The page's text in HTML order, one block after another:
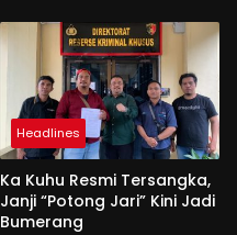
Headlines
Ka Kuhu Resmi Tersangka,
Janji “Potong Jari” Kini Jadi
Bumerang